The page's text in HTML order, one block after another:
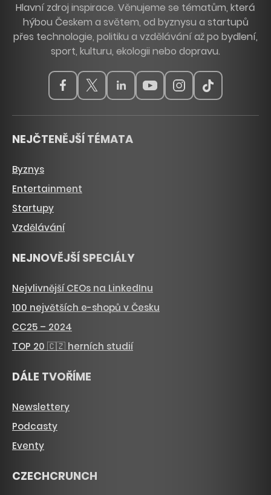
Hlavní zdroj inspirace. Věnujeme se tématům, která
hýbou Českem a světem, od byznysu a startupů
přes technologie, politiku a vzdělávání až po bydlení,
sport, kulturu, ekologii nebo dopravu.
NEJČTENĚJŠÍ TÉMATA
Byznys
Entertainment
Startupy
Vzdělávání
NEJNOVĚJŠÍ SPECIÁLY
Nejvlivnější CEOs na LinkedInu
100 největších e-shopů v Česku
CC25 – 2024
TOP 20 🇨🇿 herních studií
DÁLE TVOŘÍME
Newslettery
Podcasty
Eventy
CZECHCRUNCH